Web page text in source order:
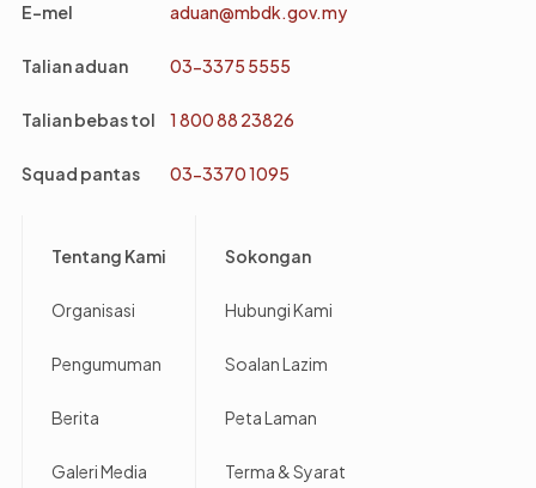
E-mel aduan@mbdk.gov.my
Talian aduan 03-3375 5555
Talian bebas tol 1 800 88 23826
Squad pantas 03-3370 1095
Tentang Kami
Organisasi
Pengumuman
Berita
Galeri Media
Sokongan
Hubungi Kami
Soalan Lazim
Peta Laman
Terma & Syarat